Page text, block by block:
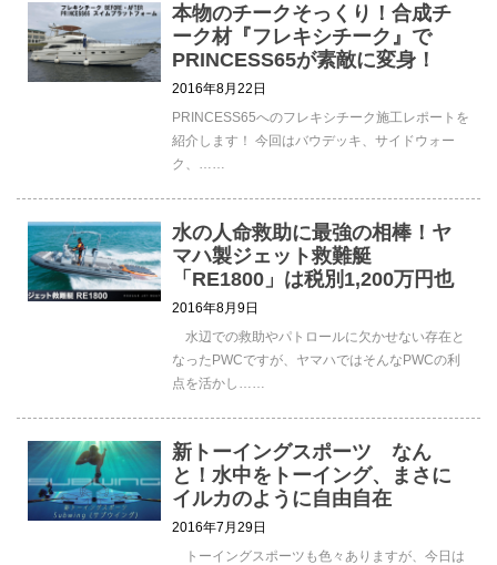
本物のチークそっくり！合成チ
ーク材『フレキシチーク』で
PRINCESS65が素敵に変身！
2016年8月22日
PRINCESS65へのフレキシチーク施工レポートを
紹介します！ 今回はバウデッキ、サイドウォー
ク、……
水の人命救助に最強の相棒！ヤ
マハ製ジェット救難艇
「RE1800」は税別1,200万円也
2016年8月9日
水辺での救助やパトロールに欠かせない存在と
なったPWCですが、ヤマハではそんなPWCの利
点を活かし……
新トーイングスポーツ なん
と！水中をトーイング、まさに
イルカのように自由自在
2016年7月29日
トーイングスポーツも色々ありますが、今日は